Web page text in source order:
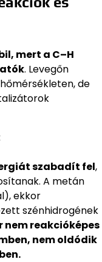
mert a C–H
. Levegőn
de
szabadít fel,
A metán
ekkor
szénhidrogének
reakcióképes
nem oldódik